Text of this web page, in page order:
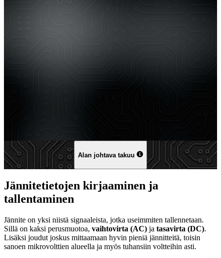
Alan johtava takuu
Jännitetietojen kirjaaminen ja
tallentaminen
Jännite on yksi niistä signaaleista, jotka useimmiten tallennetaan.
Sillä on kaksi perusmuotoa, vaihtovirta (AC) ja tasavirta (DC).
Lisäksi joudut joskus mittaamaan hyvin pieniä jännitteitä, toisin
sanoen mikrovolttien alueella ja myös tuhansiin voltteihin asti.